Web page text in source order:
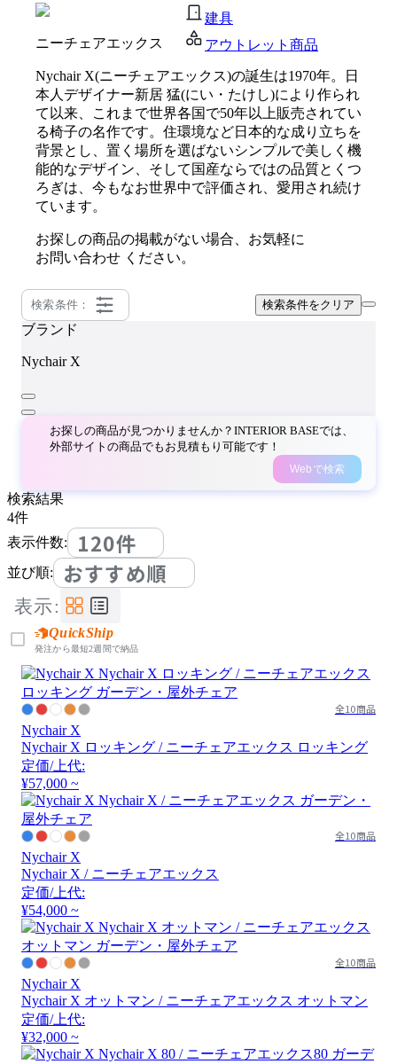
建具
アウトレット商品
ニーチェアエックス
Nychair X(ニーチェアエックス)の誕生は1970年。日
本人デザイナー新居 猛(にい・たけし)により作られ
て以来、これまで世界各国で50年以上販売されてい
る椅子の名作です。住環境など日本的な成り立ちを
背景とし、置く場所を選ばないシンプルで美しく機
能的なデザイン、そして国産ならではの品質とくつ
ろぎは、今もなお世界中で評価され、愛用され続け
ています。
お探しの商品の掲載がない場合、お気軽に
お問い合わせ ください。
検索条件： 検索条件をクリア
ブランド
Nychair X
お探しの商品が見つかりませんか？INTERIOR BASEでは、
外部サイトの商品でもお見積もり可能です！
Webで検索
検索結果
4件
表示件数:
120件
並び順: おすすめ順
表示:
QuickShip
発注から最短2週間で納品
全10商品
Nychair X
Nychair X ロッキング / ニーチェアエックス ロッキング
定価/上代:
¥57,000 ~
全10商品
Nychair X
Nychair X / ニーチェアエックス
定価/上代:
¥54,000 ~
全10商品
Nychair X
Nychair X オットマン / ニーチェアエックス オットマン
定価/上代:
¥32,000 ~